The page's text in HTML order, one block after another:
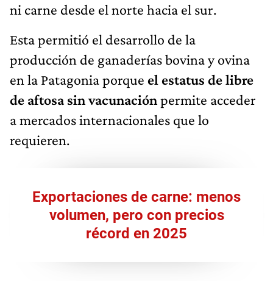
ni carne desde el norte hacia el sur.
Esta permitió el desarrollo de la
producción de ganaderías bovina y ovina
en la Patagonia porque el estatus de libre
de aftosa sin vacunaciónpermite acceder
a mercados internacionales que lo
requieren.
Exportaciones de carne: menos
volumen, pero con precios
récord en 2025